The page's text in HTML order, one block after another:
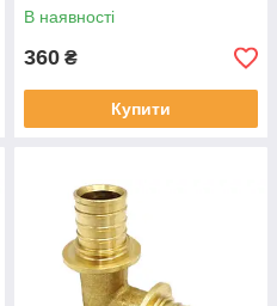
В наявності
360 ₴
Купити